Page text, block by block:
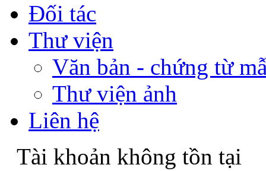
Đối tác
Thư viện
Văn bản - chứng từ
Thư viện ảnh
Liên hệ
Tài khoản không tồn tại